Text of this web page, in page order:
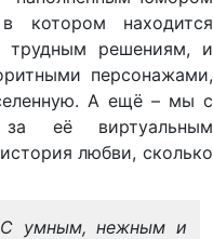
котором находится
трудным решениям, и
персонажами,
А ещё – мы с
за её виртуальным
любви, сколько
умным, нежным и